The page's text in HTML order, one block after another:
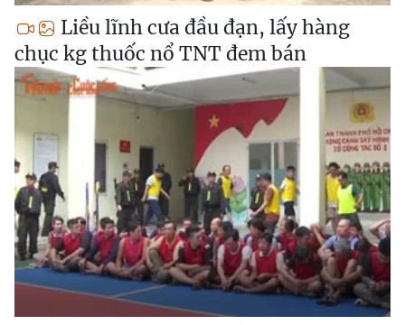
Liều lĩnh cưa đầu đạn, lấy hàng
chục kg thuốc nổ TNT đem bán